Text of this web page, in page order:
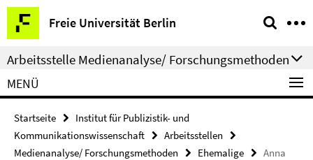
Springe
direkt
zu
Inhalt
Freie Universität Berlin
Service-
Navigation
Arbeitsstelle Medienanalyse/ Forschungsmethoden
MENÜ
Startseite
Institut für Publizistik- und
Kommunikationswissenschaft
Arbeitsstellen
Medienanalyse/ Forschungsmethoden
Ehemalige
Anna